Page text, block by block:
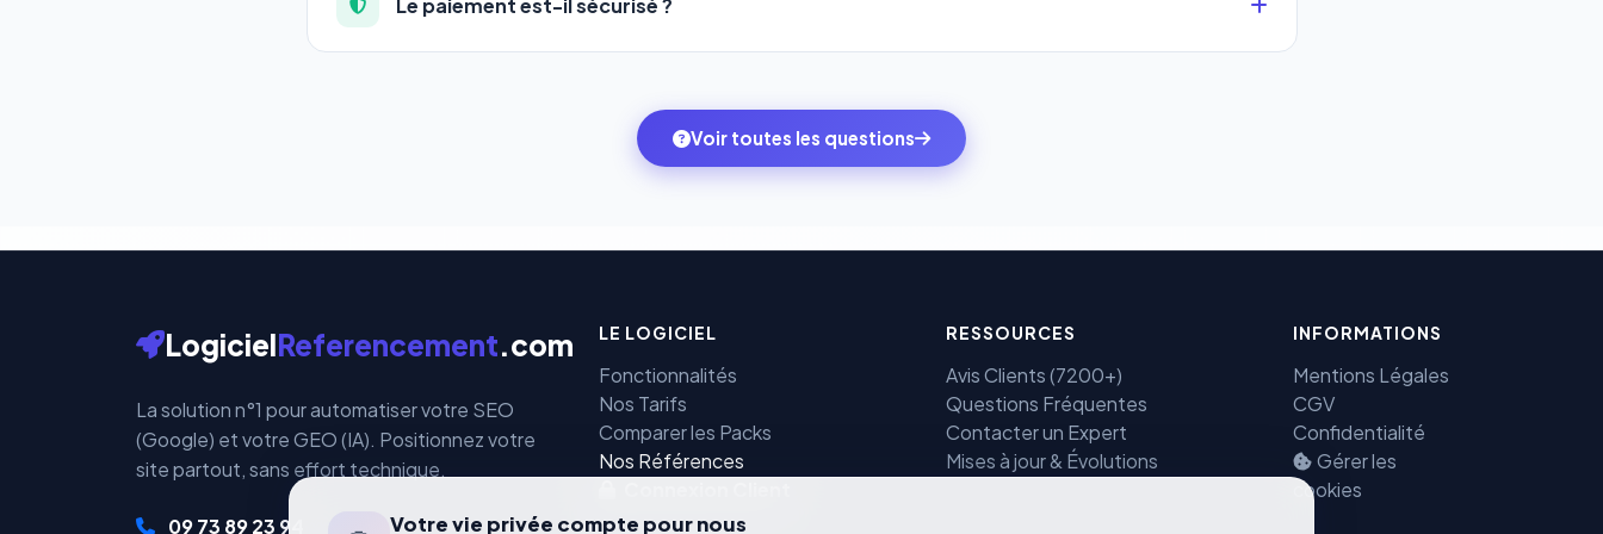
qui correspond à vos ambitions du moment — sans perdre vos données ni votre historique.
Le paiement est-il sécurisé ?
par ces plateformes certifiées PCI DSS. Voir toutes les questions
LogicielReferencement.com
La solution n°1 pour automatiser votre SEO
(Google) et votre GEO (IA). Positionnez votre
site partout, sans effort technique.
09 73 89 23 94
LE LOGICIEL
Fonctionnalités
Nos Tarifs
Comparer les Packs
Nos Références
RESSOURCES
Avis Clients (7200+)
Questions Fréquentes
Contacter un Expert
Mises à jour & Évolutions
INFORMATIONS
Mentions Légales
CGV
Confidentialité
Gérer les
cookies
Votre vie privée compte pour nous